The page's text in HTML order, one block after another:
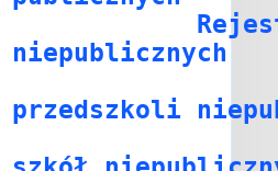
niepublicznych
przedszkoli